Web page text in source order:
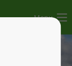
Menu